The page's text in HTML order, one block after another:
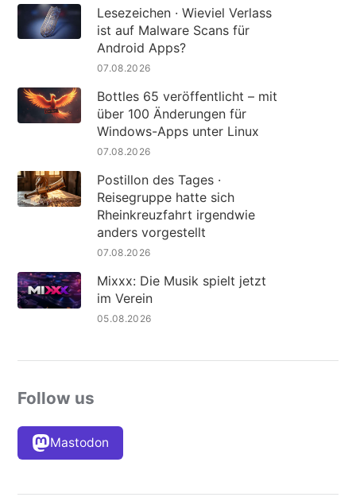
Lesezeichen · Wieviel Verlass
ist auf Malware Scans für
Android Apps?
07.08.2026
Bottles 65 veröffentlicht – mit
über 100 Änderungen für
Windows-Apps unter Linux
07.08.2026
Postillon des Tages ·
Reisegruppe hatte sich
Rheinkreuzfahrt irgendwie
anders vorgestellt
07.08.2026
Mixxx: Die Musik spielt jetzt
im Verein
05.08.2026
Follow us
Mastodon